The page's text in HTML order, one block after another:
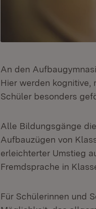
An den
Hier werden kognitive,
Schüler besonders
Alle Bildungsgänge
Aufbauzügen von
erleichterter Umstieg
Fremdsprache in
Für Schülerinnen und